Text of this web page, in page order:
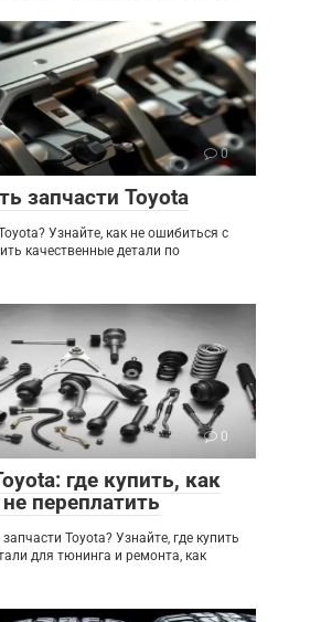
0
запчасти Toyota
Узнайте, как не ошибиться с
качественные детали по
0
где купить, как
переплатить
Toyota? Узнайте, где купить
для тюнинга и ремонта, как